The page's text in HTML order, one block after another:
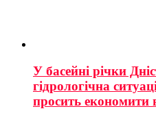
У басейні річки
гідрологічна
просить економити